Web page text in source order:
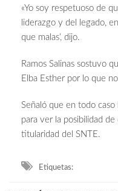
«Yo soy respetuoso de
liderazgo y del legado,
que malas’, dijo.
Ramos Salinas sostuvo
Elba Esther por lo que
Señaló que en todo
para ver la posibilidad
titularidad del SNTE.
Etiquetas: